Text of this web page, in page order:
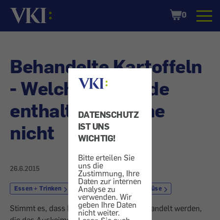
DATENSCHUTZ
IST UNS
WICHTIG!
Bitte erteilen Sie
uns die
Zustimmung, Ihre
Daten zur internen
Analyse zu
verwenden. Wir
geben Ihre Daten
nicht weiter.
Startseite
Shopping
Cart
0
Behandelte Kartoffeln
- Welche Pestizide
enthalten, welche
nicht
26.6.2015
Essen + Trinken Lebensmittel Gemüse
Stimmt es, dass Erdäpfel mit Mitteln behandelt werden,